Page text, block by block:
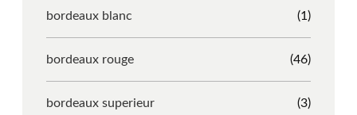
bordeaux blanc (1)
bordeaux rouge (46)
bordeaux superieur (3)